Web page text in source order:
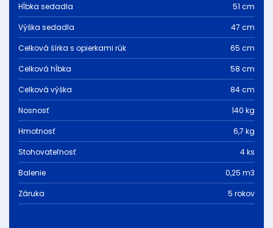
Hĺbka sedadla
51 cm
Výška sedadla
47 cm
Celková šírka s opierkami rúk
65 cm
Celková hĺbka
58 cm
Celková výška
84 cm
Nosnosť
140 kg
Hmotnosť
6,7 kg
Stohovateľnosť
4 ks
Balenie
0,25 m3
Záruka
5 rokov